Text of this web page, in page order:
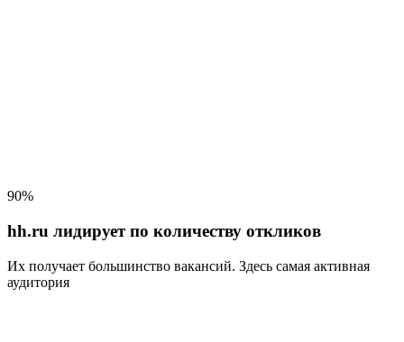
90%
hh.ru лидирует по количеству откликов
Их получает большинство вакансий. Здесь самая активная
аудитория